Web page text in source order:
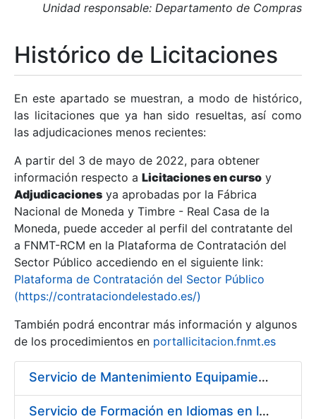
Mostrar/Ocultar
Mostrar/Ocultar
Mostrar/Ocultar
Unidad responsable: Departamento de Compras
Histórico de Licitaciones
En este apartado se muestran, a modo de histórico,
las licitaciones que ya han sido resueltas, así como
las adjudicaciones menos recientes:
A partir del 3 de mayo de 2022, para obtener
información respecto a Licitaciones en curso y
Adjudicaciones ya aprobadas por la Fábrica
Nacional de Moneda y Timbre - Real Casa de la
Moneda, puede acceder al perfil del contratante del
a FNMT-RCM en la Plataforma de Contratación del
Sector Público accediendo en el siguiente link:
Plataforma de Contratación del Sector Público
(https://contrataciondelestado.es/)
También podrá encontrar más información y algunos
de los procedimientos en portallicitacion.fnmt.es
Servicio de Mantenimiento Equipamiento ORACLE en CERES periodo 2019-2020
Servicio de Formación en Idiomas en la Modalidad Presencial